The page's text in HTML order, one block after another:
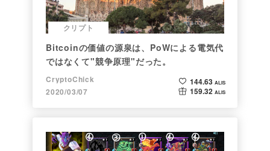
クリプト
Bitcoinの価値の源泉は、PoWによる電気代
ではなくて"競争原理"だった。
CryptoChick
2020/03/07
144.63 ALIS
159.32 ALIS